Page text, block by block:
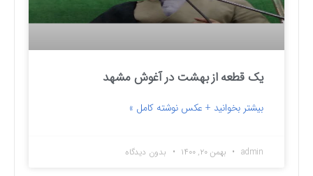
یک قطعه از بهشت در آغوش مشهد
بیشتر بخوانید + عکس نوشته کامل »
admin بهمن ۲۰, ۱۴۰۰ بدون دیدگاه